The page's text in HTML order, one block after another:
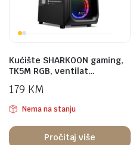
Kućište SHARKOON gaming,
TK5M RGB, ventilat…
179 KM
Nema na stanju
Pročitaj više